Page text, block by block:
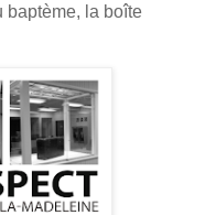
baptème, la boîte